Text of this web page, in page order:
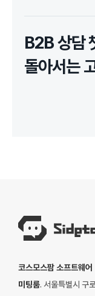
B2B 상담
돌아서는
코스모스팜 소프트웨어
미팅룸. 서울특별시